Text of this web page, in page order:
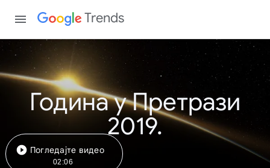
Trends
Година у Претрази
2019.
Погледајте видео
02:06